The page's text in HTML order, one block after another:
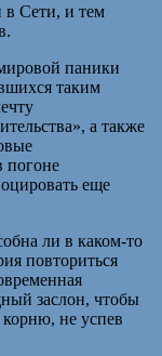
в Сети, и тем
паники
таким
а также
погоне
еще
ли в каком-то
повториться
заслон, чтобы
корню, не успев